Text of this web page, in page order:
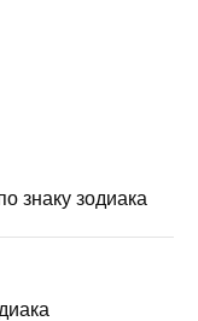
знаку зодиака